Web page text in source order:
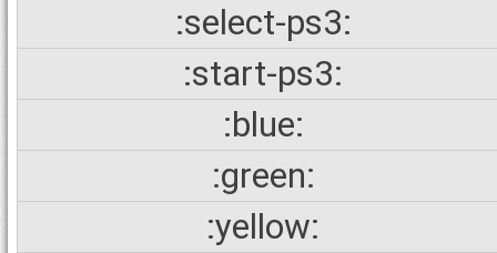
:select-ps3:
:start-ps3:
:blue:
:green:
:yellow: